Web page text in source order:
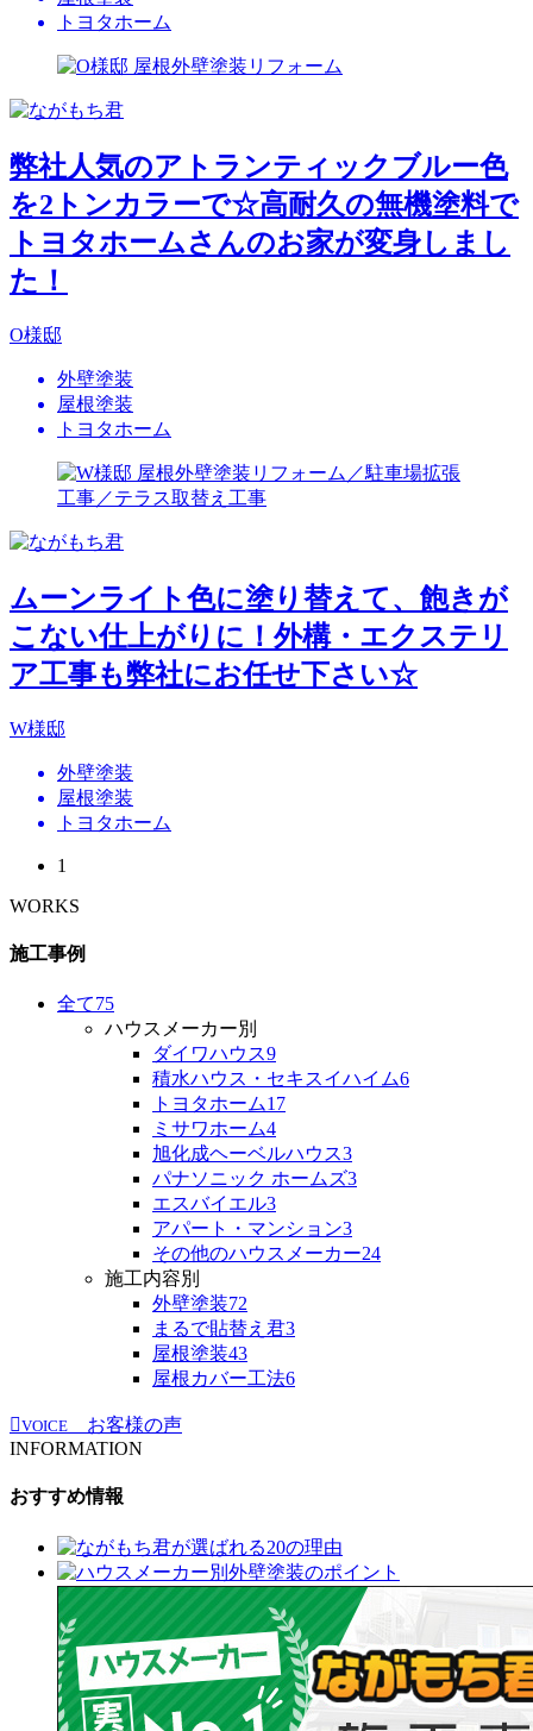
トヨタホーム
弊社人気のアトランティックブルー色
を2トンカラーで☆高耐久の無機塗料で
トヨタホームさんのお家が変身しまし
た！
O様邸
外壁塗装
屋根塗装
トヨタホーム
ムーンライト色に塗り替えて、飽きが
こない仕上がりに！外構・エクステリ
ア工事も弊社にお任せ下さい☆
W様邸
外壁塗装
屋根塗装
トヨタホーム
1
WORKS
施工事例
全て75
ハウスメーカー別
ダイワハウス9
積水ハウス・セキスイハイム6
トヨタホーム17
ミサワホーム4
旭化成ヘーベルハウス3
パナソニック ホームズ3
エスバイエル3
アパート・マンション3
その他のハウスメーカー24
施工内容別
外壁塗装72
まるで貼替え君3
屋根塗装43
屋根カバー工法6
VOICE
お客様の声
INFORMATION
おすすめ情報